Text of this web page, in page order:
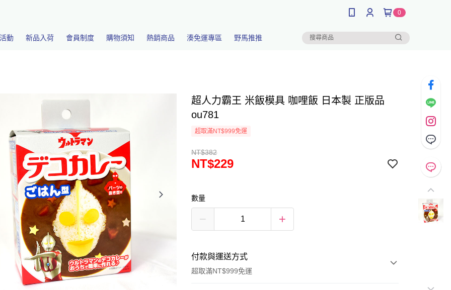
0
動 新品入荷 會員制度 購物須知 熱銷商品 湊免運專區 野馬推推
超人力霸王 米飯模具 咖哩飯 日本製 正版品
ou781
超取滿NT$999免運
NT$382
NT$229
數量
付款與運送方式
超取滿NT$999免運